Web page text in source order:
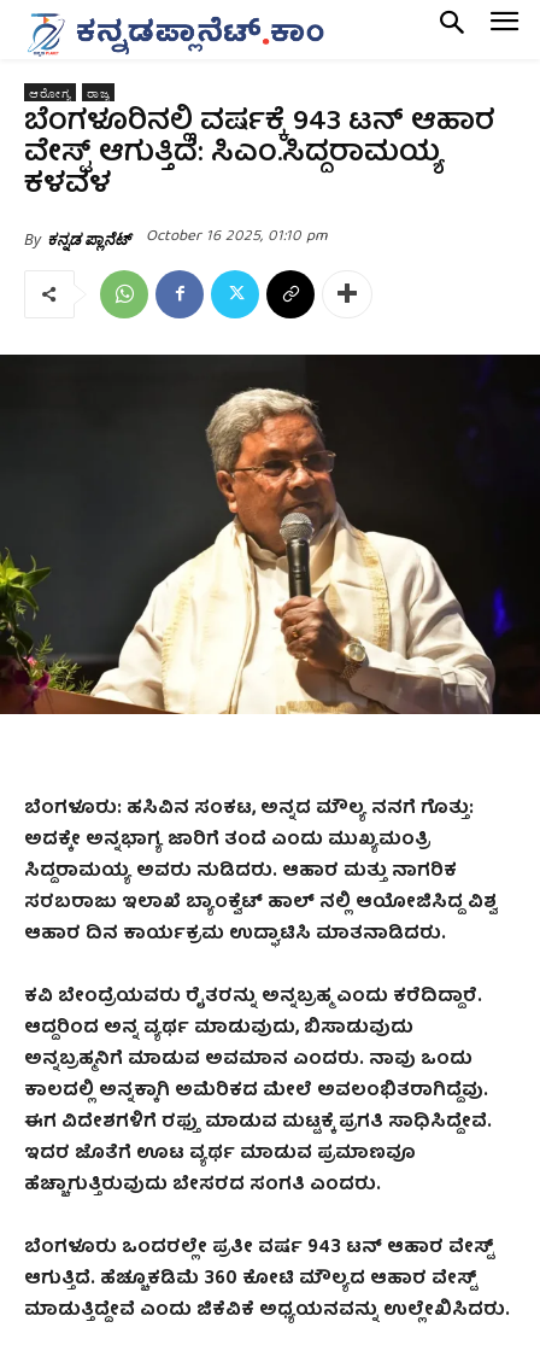
ಆರೋಗ್ಯ ರಾಜ್ಯ
ಬೆಂಗಳೂರಿನಲ್ಲಿ ವರ್ಷಕ್ಕೆ 943 ಟನ್ ಆಹಾರ
ವೇಸ್ಟ್ ಆಗುತ್ತಿದೆ: ಸಿಎಂ.ಸಿದ್ದರಾಮಯ್ಯ
ಕಳವಳ
By ಕನ್ನಡ ಪ್ಲಾನೆಟ್ October 16 2025, 01:10 pm
ಬೆಂಗಳೂರು: ಹಸಿವಿನ ಸಂಕಟ, ಅನ್ನದ ಮೌಲ್ಯ ನನಗೆ ಗೊತ್ತು:
ಅದಕ್ಕೇ ಅನ್ನಭಾಗ್ಯ ಜಾರಿಗೆ ತಂದೆ ಎಂದು ಮುಖ್ಯಮಂತ್ರಿ
ಸಿದ್ದರಾಮಯ್ಯ ಅವರು ನುಡಿದರು. ಆಹಾರ ಮತ್ತು ನಾಗರಿಕ‌
ಸರಬರಾಜು ಇಲಾಖೆ ಬ್ಯಾಂಕ್ವೆಟ್ ಹಾಲ್ ನಲ್ಲಿ ಆಯೋಜಿಸಿದ್ದ ವಿಶ್ವ
ಆಹಾರ ದಿನ ಕಾರ್ಯಕ್ರಮ ಉದ್ಘಾಟಿಸಿ ಮಾತನಾಡಿದರು.
ಕವಿ ಬೇಂದ್ರೆಯವರು ರೈತರನ್ನು ಅನ್ನಬ್ರಹ್ಮ ಎಂದು ಕರೆದಿದ್ದಾರೆ.
ಆದ್ದರಿಂದ ಅನ್ನ ವ್ಯರ್ಥ ಮಾಡುವುದು, ಬಿಸಾಡುವುದು
ಅನ್ನಬ್ರಹ್ಮನಿಗೆ ಮಾಡುವ ಅವಮಾನ ಎಂದರು. ನಾವು ಒಂದು
ಕಾಲದಲ್ಲಿ ಅನ್ನಕ್ಕಾಗಿ ಅಮೆರಿಕದ ಮೇಲೆ ಅವಲಂಭಿತರಾಗಿದ್ದೆವು.
ಈಗ ವಿದೇಶಗಳಿಗೆ ರಫ್ತು ಮಾಡುವ ಮಟ್ಟಕ್ಕೆ ಪ್ರಗತಿ ಸಾಧಿಸಿದ್ದೇವೆ.
ಇದರ ಜೊತೆಗೆ ಊಟ ವ್ಯರ್ಥ ಮಾಡುವ ಪ್ರಮಾಣವೂ
ಹೆಚ್ಚಾಗುತ್ತಿರುವುದು ಬೇಸರದ ಸಂಗತಿ ಎಂದರು.
ಬೆಂಗಳೂರು ಒಂದರಲ್ಲೇ ಪ್ರತೀ ವರ್ಷ 943 ಟನ್ ಆಹಾರ ವೇಸ್ಟ್
ಆಗುತ್ತಿದೆ. ಹೆಚ್ಚೂಕಡಿಮೆ 360 ಕೋಟಿ ಮೌಲ್ಯದ ಆಹಾರ ವೇಸ್ಟ್
ಮಾಡುತ್ತಿದ್ದೇವೆ ಎಂದು ಜಿಕೆವಿಕೆ ಅಧ್ಯಯನವನ್ನು ಉಲ್ಲೇಖಿಸಿದರು.